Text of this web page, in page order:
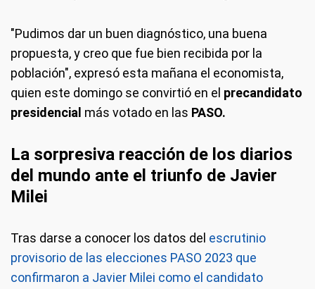
"Pudimos dar un buen diagnóstico, una buena
propuesta, y creo que fue bien recibida por la
población", expresó esta mañana el economista,
quien este domingo se convirtió en el precandidato
presidencial más votado en las PASO.
La sorpresiva reacción de los diarios
del mundo ante el triunfo de Javier
Milei
Tras darse a conocer los datos del escrutinio
provisorio de las elecciones PASO 2023 que
confirmaron a Javier Milei como el candidato